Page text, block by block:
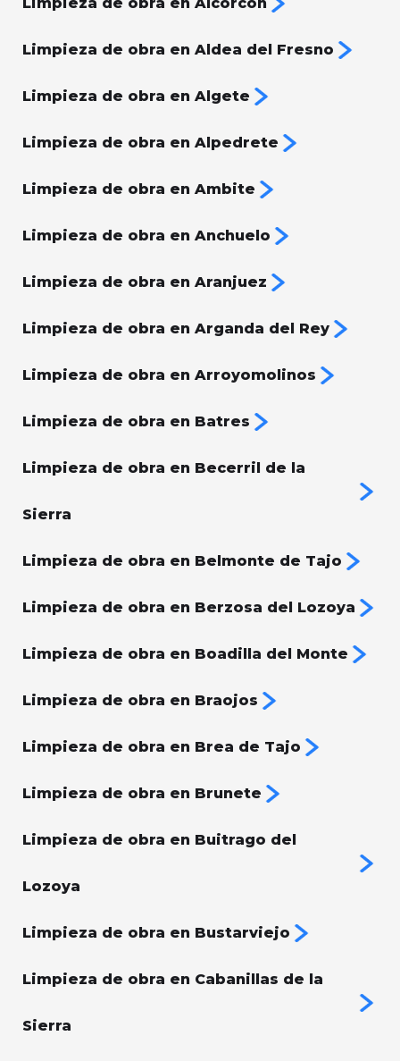
Limpieza de obra en Alcorcón
Limpieza de obra en Aldea del Fresno
Limpieza de obra en Algete
Limpieza de obra en Alpedrete
Limpieza de obra en Ambite
Limpieza de obra en Anchuelo
Limpieza de obra en Aranjuez
Limpieza de obra en Arganda del Rey
Limpieza de obra en Arroyomolinos
Limpieza de obra en Batres
Limpieza de obra en Becerril de la
Sierra
Limpieza de obra en Belmonte de Tajo
Limpieza de obra en Berzosa del Lozoya
Limpieza de obra en Boadilla del Monte
Limpieza de obra en Braojos
Limpieza de obra en Brea de Tajo
Limpieza de obra en Brunete
Limpieza de obra en Buitrago del
Lozoya
Limpieza de obra en Bustarviejo
Limpieza de obra en Cabanillas de la
Sierra